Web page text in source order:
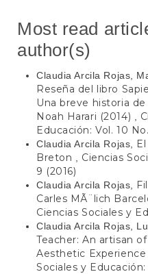
Most read
author(s)
Claudia Arcila Rojas,
Reseña del libro
Una breve historia
Noah Harari (2014)
Educación: Vol. 10
Claudia Arcila Rojas,
Breton
Ciencias
9 (2016)
Claudia Arcila Rojas,
Carles MÃ¨lich
Ciencias Sociales y
Claudia Arcila Rojas,
Teacher: An artisan
Aesthetic
Sociales y Educación: